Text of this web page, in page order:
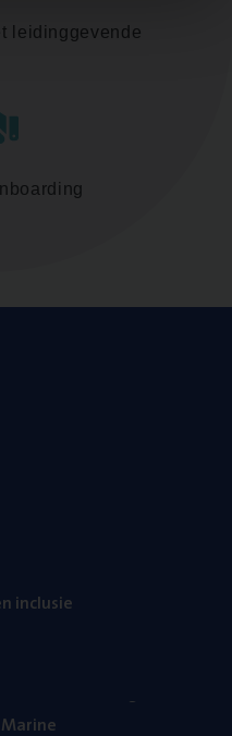
leidinggevende
inclusie
Mari­ne